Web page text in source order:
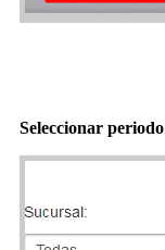
Seleccionar periodo